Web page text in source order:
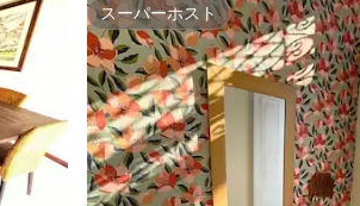
スーパーホスト
スーパーホスト